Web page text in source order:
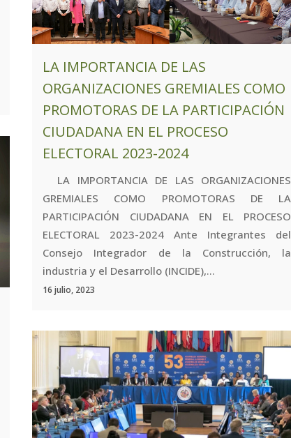
LA IMPORTANCIA DE LAS
ORGANIZACIONES GREMIALES COMO
PROMOTORAS DE LA PARTICIPACIÓN
CIUDADANA EN EL PROCESO
ELECTORAL 2023-2024
LA IMPORTANCIA DE LAS ORGANIZACIONES
GREMIALES COMO PROMOTORAS DE LA
PARTICIPACIÓN CIUDADANA EN EL PROCESO
ELECTORAL 2023-2024 Ante Integrantes del
Consejo Integrador de la Construcción, la
industria y el Desarrollo (INCIDE),...
16 julio, 2023